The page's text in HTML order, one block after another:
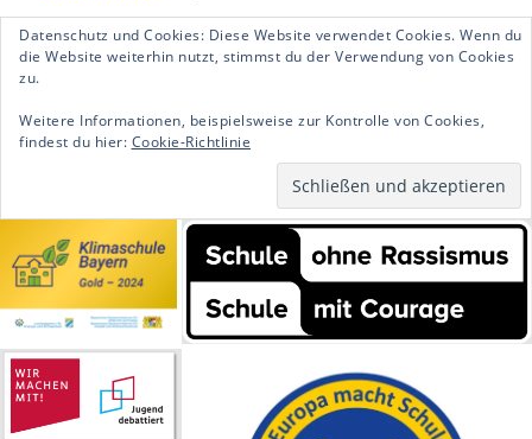
Datenschutz und Cookies: Diese Website verwendet Cookies. Wenn du
die Website weiterhin nutzt, stimmst du der Verwendung von Cookies
zu.
Weitere Informationen, beispielsweise zur Kontrolle von Cookies,
findest du hier: Cookie-Richtlinie